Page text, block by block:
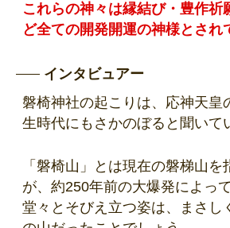
これらの神々は縁結び・豊作祈
ど全ての開発開運の神様とされ
インタビュアー
磐椅神社の起こりは、応神天皇
生時代にもさかのぼると聞いて
「磐椅山」とは現在の磐梯山を
が、約250年前の大爆発によっ
堂々とそびえ立つ姿は、まさし